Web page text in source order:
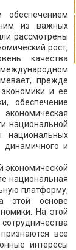
из важных
рассмотрены
рост,
качества
прежде
и ее
обеспечение
национальной
национальных
динамичного и
экономической
национальная
платформу,
этой основе
На этой
все
интересы